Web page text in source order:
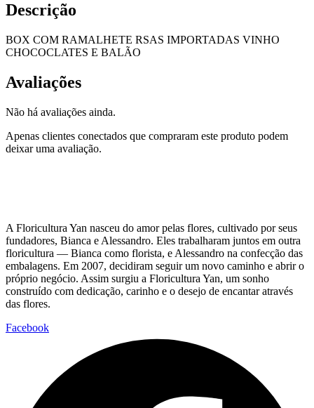
Descrição
BOX COM RAMALHETE RSAS IMPORTADAS VINHO
CHOCOCLATES E BALÃO
Avaliações
Não há avaliações ainda.
Apenas clientes conectados que compraram este produto podem
deixar uma avaliação.
A Floricultura Yan nasceu do amor pelas flores, cultivado por seus
fundadores, Bianca e Alessandro. Eles trabalharam juntos em outra
floricultura — Bianca como florista, e Alessandro na confecção das
embalagens. Em 2007, decidiram seguir um novo caminho e abrir o
próprio negócio. Assim surgiu a Floricultura Yan, um sonho
construído com dedicação, carinho e o desejo de encantar através
das flores.
Facebook